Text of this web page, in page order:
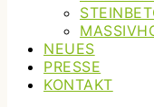
NEUES
PRESSE
KONTAKT